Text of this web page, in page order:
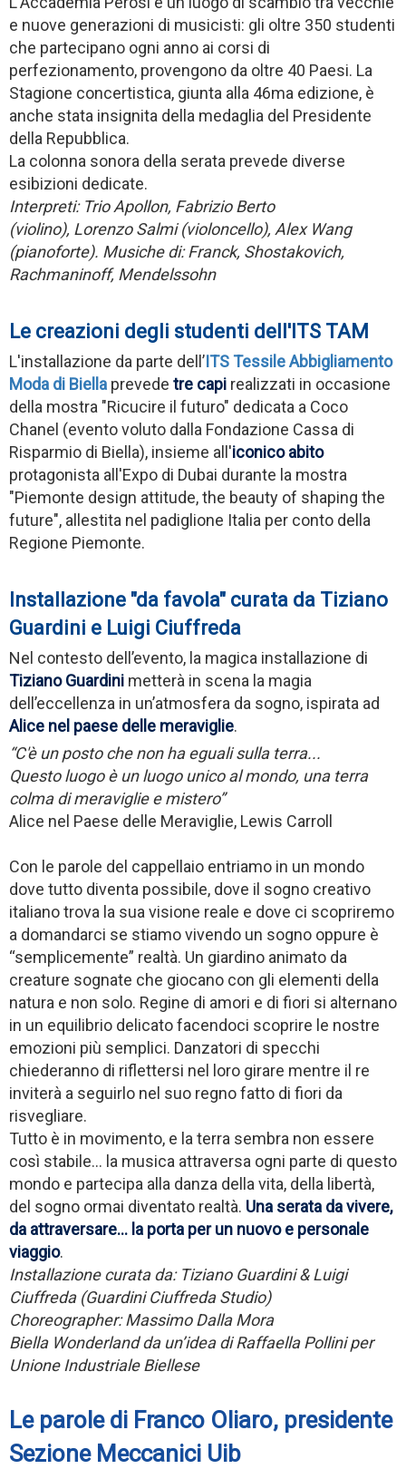
e nuove generazioni di musicisti: gli oltre 350 studenti
che partecipano ogni anno ai corsi di
perfezionamento, provengono da oltre 40 Paesi. La
Stagione concertistica, giunta alla 46ma edizione, è
anche stata insignita della medaglia del Presidente
della Repubblica.
La colonna sonora della serata prevede diverse
esibizioni dedicate.
Interpreti: Trio Apollon, Fabrizio Berto
(violino), Lorenzo Salmi (violoncello), Alex Wang
(pianoforte). Musiche di: Franck, Shostakovich,
Rachmaninoff, Mendelssohn
Le creazioni degli studenti dell'ITS TAM
L'installazione da parte dell’ITS Tessile Abbigliamento
Moda di Biella prevede tre capi realizzati in occasione
della mostra "Ricucire il futuro" dedicata a Coco
Chanel (evento voluto dalla Fondazione Cassa di
Risparmio di Biella), insieme all'iconico abito
protagonista all'Expo di Dubai durante la mostra
"Piemonte design attitude, the beauty of shaping the
future", allestita nel padiglione Italia per conto della
Regione Piemonte.
Installazione "da favola" curata da Tiziano
Guardini e Luigi Ciuffreda
Nel contesto dell’evento, la magica installazione di
Tiziano Guardini metterà in scena la magia
dell’eccellenza in un’atmosfera da sogno, ispirata ad
Alice nel paese delle meraviglie.
“C'è un posto che non ha eguali sulla terra...
Questo luogo è un luogo unico al mondo, una terra
colma di meraviglie e mistero”
Alice nel Paese delle Meraviglie, Lewis Carroll
Con le parole del cappellaio entriamo in un mondo
dove tutto diventa possibile, dove il sogno creativo
italiano trova la sua visione reale e dove ci scopriremo
a domandarci se stiamo vivendo un sogno oppure è
“semplicemente” realtà. Un giardino animato da
creature sognate che giocano con gli elementi della
natura e non solo. Regine di amori e di fiori si alternano
in un equilibrio delicato facendoci scoprire le nostre
emozioni più semplici. Danzatori di specchi
chiederanno di riflettersi nel loro girare mentre il re
inviterà a seguirlo nel suo regno fatto di fiori da
risvegliare.
Tutto è in movimento, e la terra sembra non essere
così stabile... la musica attraversa ogni parte di questo
mondo e partecipa alla danza della vita, della libertà,
del sogno ormai diventato realtà. Una serata da vivere,
da attraversare... la porta per un nuovo e personale
viaggio.
Installazione curata da: Tiziano Guardini & Luigi
Ciuffreda (Guardini Ciuffreda Studio)
Choreographer: Massimo Dalla Mora
Biella Wonderland da un’idea di Raffaella Pollini per
Unione Industriale Biellese
Le parole di Franco Oliaro, presidente
Sezione Meccanici Uib